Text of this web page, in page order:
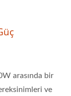
arasında bir
ve